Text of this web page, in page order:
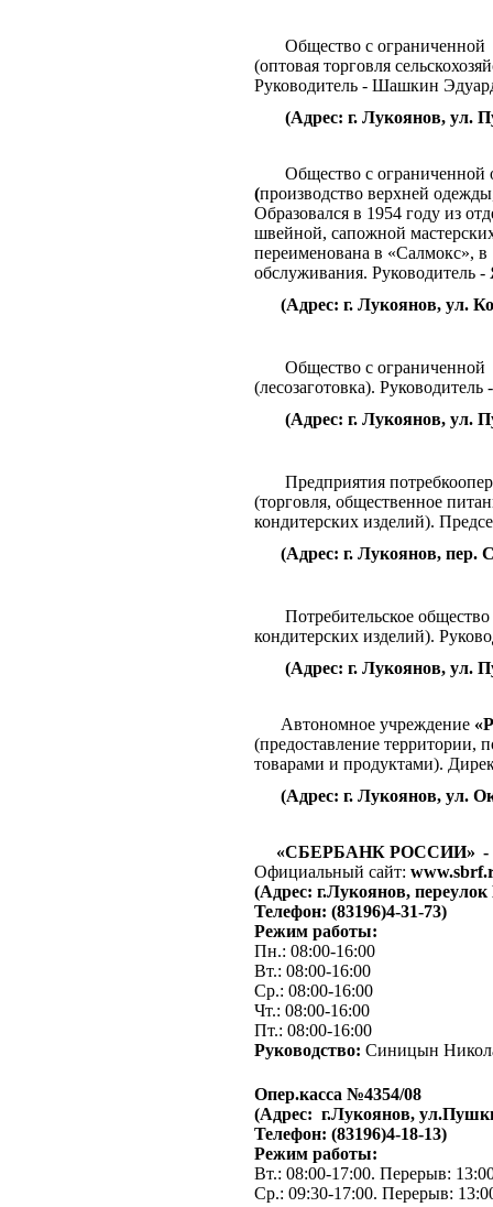
Общество с ограниченной
(оптовая торговля
Руководитель - Шашкин
(Адрес: г. Лукоянов, ул.
Общество с ограниченной
(производство верхней
Образовался в 1954 году из
швейной, сапожной
переименована в «Салмокс»,
обслуживания. Руководитель
(Адрес: г. Лукоянов, ул.
Общество с ограниченной
(лесозаготовка).
(Адрес: г. Лукоянов, ул.
Предприятия
(торговля, общественное
кондитерских изделий).
(Адрес: г. Лукоянов, пер.
Потребительское общество
кондитерских изделий).
(Адрес: г. Лукоянов, ул.
Автономное учреждение
(предоставление территории,
товарами и продуктами).
(Адрес: г. Лукоянов, ул.
«СБЕРБАНК РОССИИ» -
Официальный сайт:
(Адрес: г.Лукоянов,
Телефон: (83196)4-31-73)
Режим работы:
Пн.: 08:00-16:00
Вт.: 08:00-16:00
Ср.: 08:00-16:00
Чт.: 08:00-16:00
Пт.: 08:00-16:00
Руководство: Синицын
Опер.касса №4354/08
(Адрес: г.Лукоянов,
Телефон: (83196)4-18-13)
Режим работы:
Вт.: 08:00-17:00. Перерыв:
Ср.: 09:30-17:00. Перерыв: